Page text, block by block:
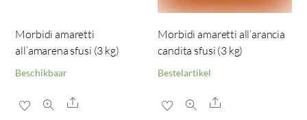
Morbidi amaretti
all’amarena sfusi (3 kg)
Beschikbaar
Share
Morbidi amaretti all’arancia
candita sfusi (3 kg)
Bestelartikel
Share